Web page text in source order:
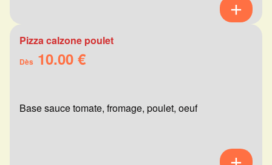
Pizza calzone poulet
Dès 10.00 €
Base sauce tomate, fromage, poulet, oeuf